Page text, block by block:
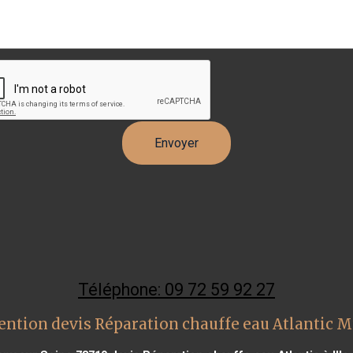
Téléphone: 09 72 59 92 27
devis Réparation chauffe eau Atlantic